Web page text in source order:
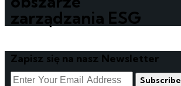
zarządzania ESG
Zapisz się na nasz Newsletter
Subscribe